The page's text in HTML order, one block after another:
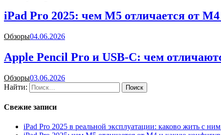
iPad Pro 2025: чем M5 отличается от
Обзоры04.06.2026
Apple Pencil Pro и USB-C: чем
Обзоры03.06.2026
Найти:
Свежие записи
iPad Pro 2025 в реальной эксплуатации: каково жить с